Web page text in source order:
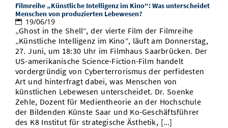
Filmreihe „Künstliche Intelligenz im Kino“: Was unterscheidet
Menschen von produzierten Lebewesen?
19/06/19
„Ghost in the Shell“, der vierte Film der Filmreihe
„Künstliche Intelligenz im Kino“, läuft am Donnerstag,
27. Juni, um 18:30 Uhr im Filmhaus Saarbrücken. Der
US-amerikanische Science-Fiction-Film handelt
vordergründig von Cyberterrorismus der perfidesten
Art und hinterfragt dabei, was Menschen von
künstlichen Lebewesen unterscheidet. Dr. Soenke
Zehle, Dozent für Medientheorie an der Hochschule
der Bildenden Künste Saar und Ko-Geschäftsführer
des K8 Institut für strategische Ästhetik, [...]